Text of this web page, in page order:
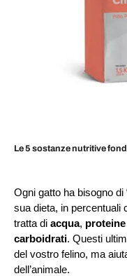
Le 5 sostanze nutritive
Ogni gatto ha bisogno di
sua dieta, in percentuali
tratta di acqua,
carboidrati. Questi
del vostro felino, ma
dell’animale.